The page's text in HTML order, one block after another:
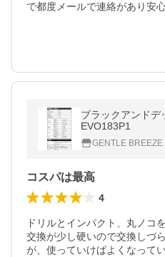
で都度メールで連絡があり安
ブラックアンドデ
EVO183P1
GENTLE BREEZE
コスパは最高
4
ドリルとインパクト、丸ノコ
交換が少し硬いので交換しづ
が、使っていけばよくなって